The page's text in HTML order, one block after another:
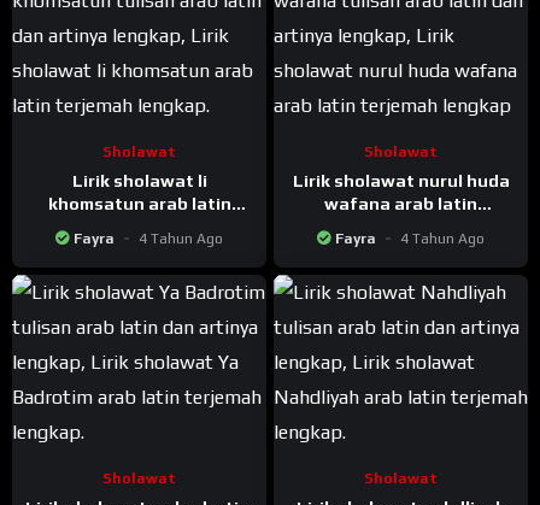
Sholawat
Lirik sholawat li
khomsatun arab latin
terjemah lengkap
Fayra 4 Tahun Ago
Sholawat
Lirik sholawat nurul huda
wafana arab latin
terjemah lengkap
Fayra 4 Tahun Ago
Sholawat Sholawat